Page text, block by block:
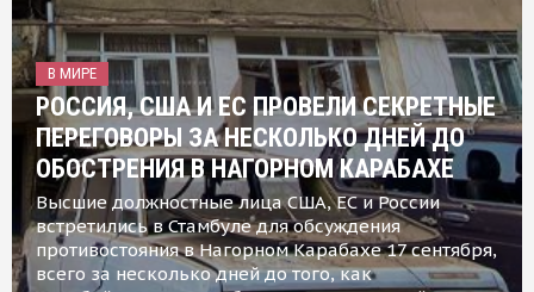
В МИРЕ
РОССИЯ, США И ЕС ПРОВЕЛИ СЕКРЕТНЫЕ
ПЕРЕГОВОРЫ ЗА НЕСКОЛЬКО ДНЕЙ ДО
ОБОСТРЕНИЯ В НАГОРНОМ КАРАБАХЕ
Высшие должностные лица США, ЕС и России
встретились в Стамбуле для обсуждения
противостояния в Нагорном Карабахе 17 сентября,
всего за несколько дней до того, как